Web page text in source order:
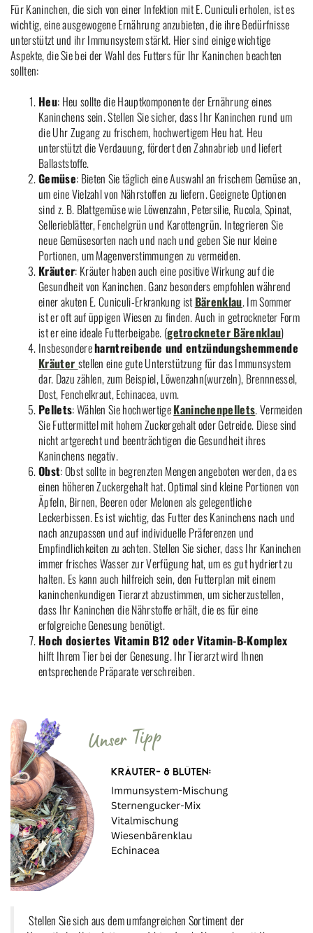
Für Kaninchen, die sich von einer Infektion mit E. Cuniculi erholen, ist es
wichtig, eine ausgewogene Ernährung anzubieten, die ihre Bedürfnisse
unterstützt und ihr Immunsystem stärkt. Hier sind einige wichtige
Aspekte, die Sie bei der Wahl des Futters für Ihr Kaninchen beachten
sollten:
Heu: Heu sollte die Hauptkomponente der Ernährung eines
Kaninchens sein. Stellen Sie sicher, dass Ihr Kaninchen rund um
die Uhr Zugang zu frischem, hochwertigem Heu hat. Heu
unterstützt die Verdauung, fördert den Zahnabrieb und liefert
Ballaststoffe.
Gemüse: Bieten Sie täglich eine Auswahl an frischem Gemüse an,
um eine Vielzahl von Nährstoffen zu liefern. Geeignete Optionen
sind z. B. Blattgemüse wie Löwenzahn, Petersilie, Rucola, Spinat,
Sellerieblätter, Fenchelgrün und Karottengrün. Integrieren Sie
neue Gemüsesorten nach und nach und geben Sie nur kleine
Portionen, um Magenverstimmungen zu vermeiden.
Kräuter: Kräuter haben auch eine positive Wirkung auf die
Gesundheit von Kaninchen. Ganz besonders empfohlen während
einer akuten E. Cuniculi-Erkrankung ist Bärenklau. Im Sommer
ist er oft auf üppigen Wiesen zu finden. Auch in getrockneter Form
ist er eine ideale Futterbeigabe. (getrockneter Bärenklau)
Insbesondereharntreibende und entzündungshemmende
Kräuter stellen eine gute Unterstützung für das Immunsystem
dar. Dazu zählen, zum Beispiel, Löwenzahn(wurzeln), Brennnessel,
Dost, Fenchelkraut, Echinacea, uvm.
Pellets: Wählen Sie hochwertigeKaninchenpellets. Vermeiden
Sie Futtermittel mit hohem Zuckergehalt oder Getreide. Diese sind
nicht artgerecht und beenträchtigen die Gesundheit ihres
Kaninchens negativ.
Obst: Obst sollte in begrenzten Mengen angeboten werden, da es
einen höheren Zuckergehalt hat. Optimal sind kleine Portionen von
Äpfeln, Birnen, Beeren oder Melonen als gelegentliche
Leckerbissen. Es ist wichtig, das Futter des Kaninchens nach und
nach anzupassen und auf individuelle Präferenzen und
Empfindlichkeiten zu achten. Stellen Sie sicher, dass Ihr Kaninchen
immer frisches Wasser zur Verfügung hat, um es gut hydriert zu
halten. Es kann auch hilfreich sein, den Futterplan mit einem
kaninchenkundigen Tierarzt abzustimmen, um sicherzustellen,
dass Ihr Kaninchen die Nährstoffe erhält, die es für eine
erfolgreiche Genesung benötigt.
Hoch dosiertes Vitamin B12 oder Vitamin-B-Komplex
hilft Ihrem Tier bei der Genesung. Ihr Tierarzt wird Ihnen
entsprechende Präparate verschreiben.
Stellen Sie sich aus dem umfangreichen Sortiment der